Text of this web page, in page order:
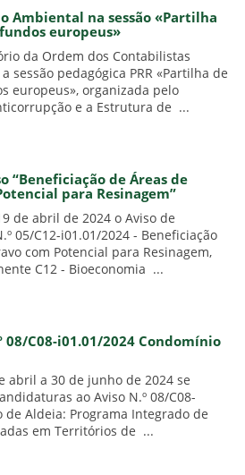
Ambiental na sessão «Partilha
europeus»
da Ordem dos Contabilistas
sessão pedagógica PRR «Partilha de
europeus», organizada pelo
e a Estrutura de ...
“Beneficiação de Áreas de
para Resinagem”
de abril de 2024 o Aviso de
05/C12-i01.01/2024 - Beneficiação
com Potencial para Resinagem,
C12 - Bioeconomia ...
08/C08-i01.01/2024 Condomínio
abril a 30 de junho de 2024 se
ao Aviso N.º 08/C08-
de Aldeia: Programa Integrado de
em Territórios de ...